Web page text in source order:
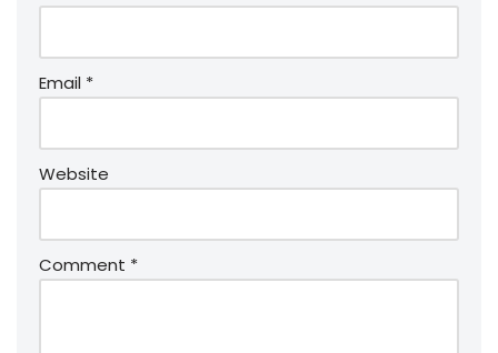
Email *
Website
Comment *